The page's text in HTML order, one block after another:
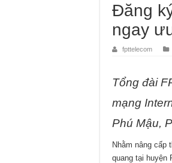
Đăng
ngay
fpttelecom
Tổng đài
mạng
Phú Mậu,
Nhằm nâng cấp
quang tại huyện